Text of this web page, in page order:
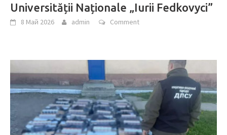
Universității Naționale „Iurii Fedkovyci”
8 Май 2026 admin Comment